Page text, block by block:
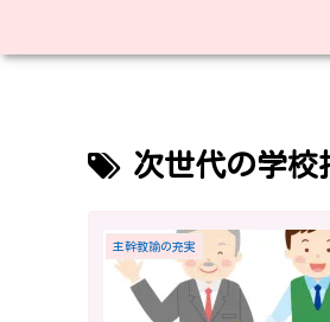
次世代の学校
主幹教諭の充実